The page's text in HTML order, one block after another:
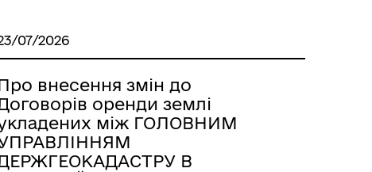
07/2026
внесення змін до
оренди землі
між ГОЛОВНИМ
В